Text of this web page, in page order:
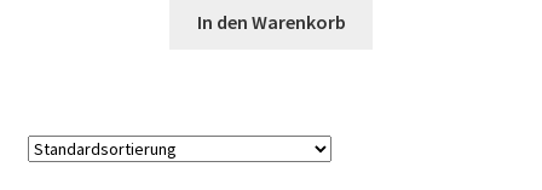
In den Warenkorb